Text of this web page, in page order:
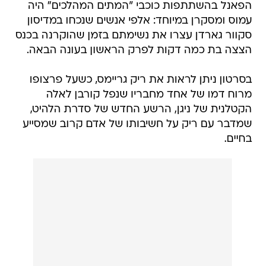
הפאנל בהשתתפות כוכבי "המתים המהלכים" היה
עמוס ומסקרן במיוחד: אלפי אנשים שנכחו במדיסון
סקוור גארדן עצרו את נשימתם בזמן שהוקרנה בכנס
הצצה בת כמה דקות לפרק הראשון בעונה הבאה.
בסרטון ניתן לראות את ריק גריימס, כשעל פרצופו
מרוח דמו של אחד מחבריו שנפל קורבן לאלה
הקטלנית של ניגן, הרשע החדש של סדרת הלהיט,
שמדבר עם ריק על חשיבותו של אדם קרוב שמסייע
בחיים.